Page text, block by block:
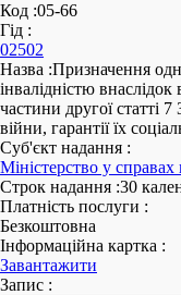
Код :05-66
Гід :
02502
Назва :Призначення
інвалідністю
частини другої статті
війни, гарантії їх
Суб'єкт надання :
Міністерство у справах
Строк надання :30
Платність послуги :
Безкоштовна
Інформаційна картка :
Завантажити
Запис :